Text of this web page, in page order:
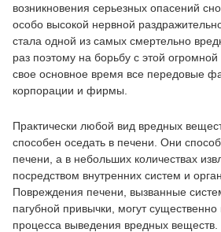
возникновения серьезных опасений
особо высокой нервной
стала одной из самых смертельно
раз поэтому на борьбу с этой
свое основное время все передовые
корпорации и фирмы.
Практически любой вид вредных
способен оседать в печени. Они
печени, а в небольших количествах
посредством внутренних систем и
Повреждения печени, вызванные
пагубной привычки, могут
процесса выведения вредных веществ.